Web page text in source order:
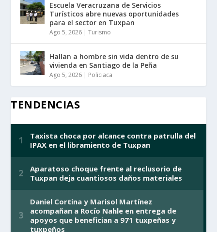
Escuela Veracruzana de Servicios
Turísticos abre nuevas oportunidades
para el sector en Tuxpan
Ago 5, 2026 |Turismo
Hallan a hombre sin vida dentro de su
vivienda en Santiago de la Peña
Ago 5, 2026 | Policiaca
TENDENCIAS